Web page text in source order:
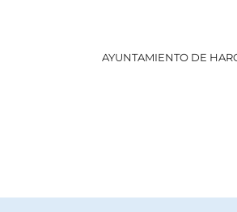
AYUNTAMIENTO DE HARO